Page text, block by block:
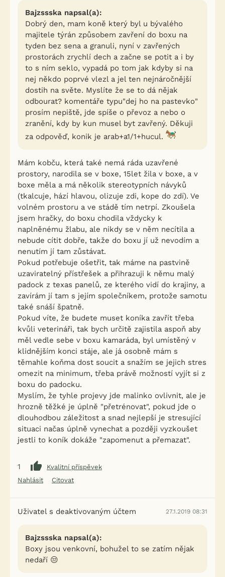
Bajzssska napsal(a):
Dobrý den, mam koně který byl u bývalého
majitele týrán způsobem zavření do boxu na
tyden bez sena a granuli, nyní v zavřených
prostorách zrychlí dech a začne se potit a i by
to s ním seklo, vypadá po tom jak kdyby si na
nej někdo poprvé vlezl a jel ten nejnáročnější
dostih na světe. Myslíte že se to dá nějak
odbourat? komentáře typu"dej ho na pastevko"
prosím nepiště, jde spíše o převoz a nebo o
zranění, kdy by kun musel byt zavřený. Děkuji
za odpověď, konik je arab+a1/1+hucul.
Mám kobču, která také nemá ráda uzavřené
prostory, narodila se v boxe, 15let žila v boxe, a v
boxe měla a má několik stereotypních návyků
(tkalcuje, hází hlavou, olizuje zdi, kope do zdí). Ve
volném prostoru a ve stádě tím netrpí. Zkoušela
jsem hračky, do boxu chodila vždycky k
naplněnému žlabu, ale nikdy se v něm necítila a
nebude cítit dobře, takže do boxu jí už nevodím a
nenutím jí tam zůstávat.
Pokud potřebuje ošetřit, tak máme na pastvině
uzaviratelný přístřešek a přihrazuji k němu malý
padock z texas panelů, ze kterého vidí do krajiny, a
zavírám jí tam s jejím společníkem, protože samotu
také snáší špatně.
Pokud víte, že budete muset koníka zavřít třeba
kvůli veterináři, tak bych určitě zajistila aspoň aby
měl vedle sebe v boxu kamaráda, byl umístěný v
klidnějším konci stáje, ale já osobně mám s
těmahle koňma dost soucit a snažím se jejich stres
omezit na minimum, třeba právě možností vyjít si z
boxu do padocku.
Myslím, že tyhle projevy jde malinko ovlivnit, ale je
hrozně těžké je úplně "přetrénovat", pokud jde o
dlouhodbou záležitost a snad nejlepší je stresující
situaci načas úplně vynechat a později vyzkoušet
jestli to koník dokáže "zapomenut a přemazat".
1
Kvalitní příspěvek
Nahlásit
Citovat
Uživatel s deaktivovaným účtem 27.1.2019 08:31
Bajzssska napsal(a):
Boxy jsou venkovní, bohužel to se zatím nějak
nedaří 😒